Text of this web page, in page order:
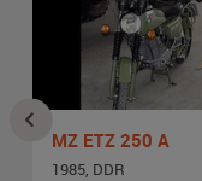
MZ ETZ 250 A
1985, DDR